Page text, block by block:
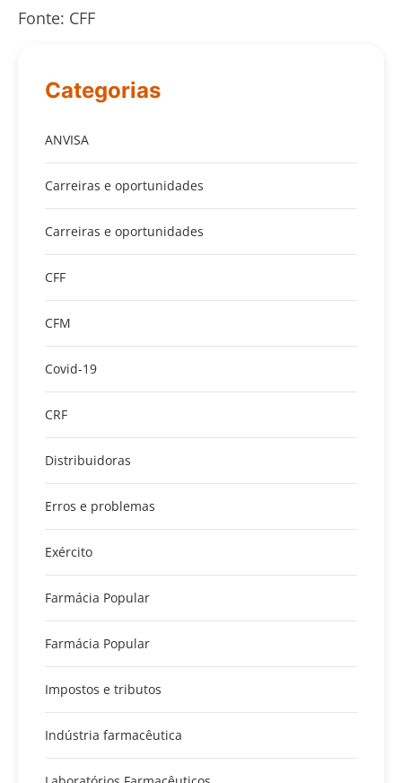
Fonte: CFF
Categorias
ANVISA
Carreiras e oportunidades
Carreiras e oportunidades
CFF
CFM
Covid-19
CRF
Distribuidoras
Erros e problemas
Exército
Farmácia Popular
Farmácia Popular
Impostos e tributos
Indústria farmacêutica